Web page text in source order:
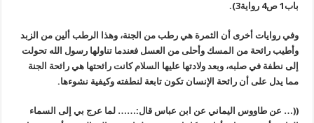
باب1 ص4 رواية3).
وفي روايات أخرى أن الثمرة هي رطب من الجنة، وهذا الرطب ألين من الزبد
وأطيب رائحة من المسك وأحلى من العسل فعندما تناولها رسول الله تحولت
إلى نطفة في صلبه، وبعد ولادتها عليها السلام كانت رائحتها هي رائحة الجنة
مما يدل على أن رائحة الإنسان تكون تابعة لنطفته وكيفية نشوءها.
((… عن طاووس اليماني عن ابن عباس قال:…… لما عرج بي إلى السماء